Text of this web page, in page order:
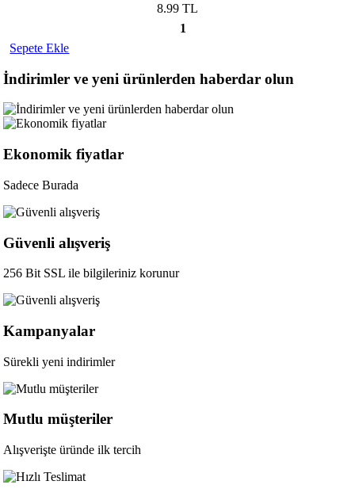
8.99 TL
1
Sepete Ekle
İndirimler ve yeni ürünlerden haberdar olun
Ekonomik fiyatlar
Sadece Burada
Güvenli alışveriş
256 Bit SSL ile bilgileriniz korunur
Kampanyalar
Sürekli yeni indirimler
Mutlu müşteriler
Alışverişte üründe ilk tercih